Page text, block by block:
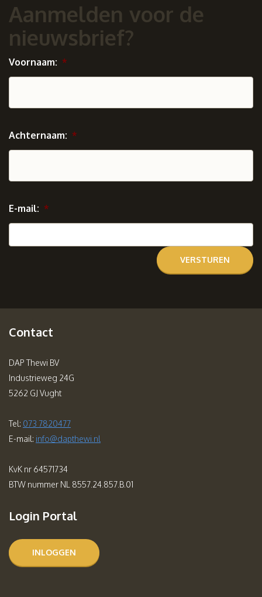
Aanmelden voor de
nieuwsbrief?
Voornaam: *
Achternaam: *
E-mail: *
Contact
DAP Thewi BV
Industrieweg 24G
5262 GJ Vught
Tel: 073 7820477
E-mail: info@dapthewi.nl
KvK nr 64571734
BTW nummer NL 8557.24.857.B.01
Login Portal
INLOGGEN